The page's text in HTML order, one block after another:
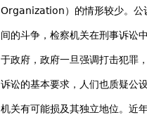
Organization）的情形较少。公
间的斗争，检察机关在刑事诉讼
于政府，政府一旦强调打击犯罪
诉讼的基本要求，人们也质疑公
机关有可能损及其独立地位。近